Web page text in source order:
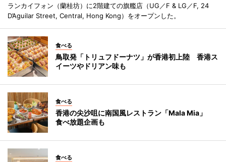
ランカイフォン（蘭桂坊）に2階建ての旗艦店（UG／F & LG／F, 24
D’Aguilar Street, Central, Hong Kong）をオープンした。
食べる
鳥取発「トリュフドーナツ」が香港初上陸 香港ス
イーツやドリアン味も
食べる
香港の尖沙咀に南国風レストラン「Mala Mia」
食べ放題企画も
食べる